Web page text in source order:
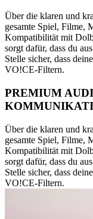
Über die klaren und
gesamte Spiel, Filme,
Kompatibilität mit
sorgt dafür, dass du
Stelle sicher, dass
VO!CE-Filtern.
PREMIUM
Über die klaren und
gesamte Spiel, Filme,
Kompatibilität mit
sorgt dafür, dass du
Stelle sicher, dass
VO!CE-Filtern.